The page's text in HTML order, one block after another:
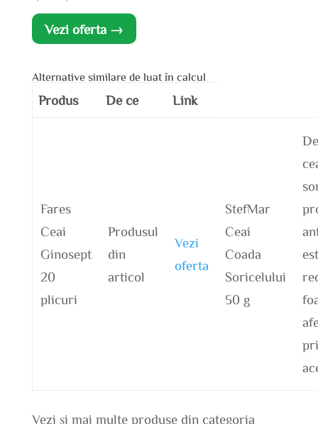
Vezi oferta →
Alternative similare de luat în calcul
Produs De ce Link
Fares
Ceai
Ginosept
20
plicuri
Produsul
din
articol
Vezi
oferta
StefMar
Ceai
Coada
Soricelului
50 g
Vezi și mai multe produse din categoria